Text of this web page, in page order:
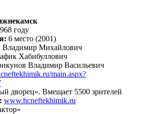
году
6 место (2001)
Владимир Михайлович
Хабибуллович
Владимир Васильевич
main.aspx?
дворец». Вмещает 5500 зрителей
www.hcneftekhimik.ru